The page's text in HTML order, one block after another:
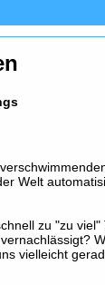
Welt
zu "zu viel"
vielleicht